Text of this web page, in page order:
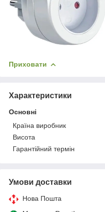
Приховати
Характеристики
Основні
Країна виробник
Висота
Гарантійний термін
Умови доставки
Нова Пошта